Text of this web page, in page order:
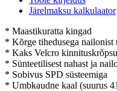
Järelmaksu kalkulaator
* Maastikuratta kingad
* Kõrge tihedusega nailonist
* Kaks Velcro kinnituskrõpsu
* Sünteetilisest nahast ja
* Sobivus SPD süsteemiga
* Umbkaudne kaal (suurus